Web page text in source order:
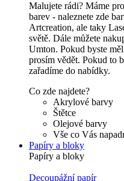
Malujete rádi? Máme
barev - naleznete zde
Artcreation, ale taky
světě. Dále můžete
Umton. Pokud byste
prosím vědět. Pokud to
zařadíme do nabídky.
Co zde najdete?
Akrylové barvy
Štětce
Olejové barvy
Vše co Vás
Papíry a bloky
Papíry a bloky
Decoupážní papír